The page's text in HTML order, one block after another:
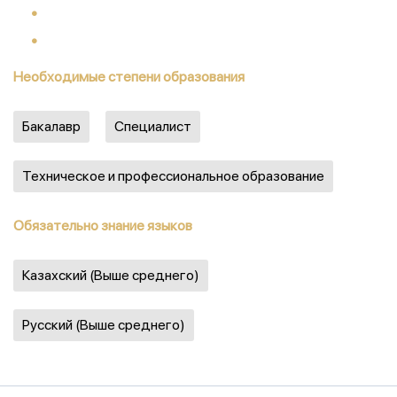
Необходимые степени образования
Бакалавр Специалист
Техническое и профессиональное образование
Обязательно знание языков
Казахский (Выше среднего)
Русский (Выше среднего)